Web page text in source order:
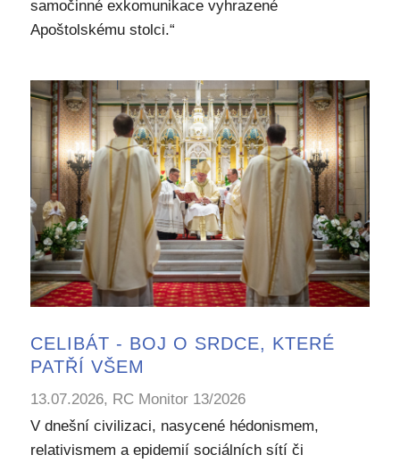
samočinné exkomunikace vyhrazené
Apoštolskému stolci.“
CELIBÁT - BOJ O SRDCE, KTERÉ
PATŘÍ VŠEM
13.07.2026, RC Monitor 13/2026
V dnešní civilizaci, nasycené hédonismem,
relativismem a epidemií sociálních sítí či